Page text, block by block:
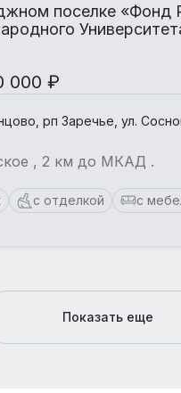
поселке «Фонд
000 ₽
рп Заречье, ул.
, 2 км до МКАД .
с отделкой с
Показать еще